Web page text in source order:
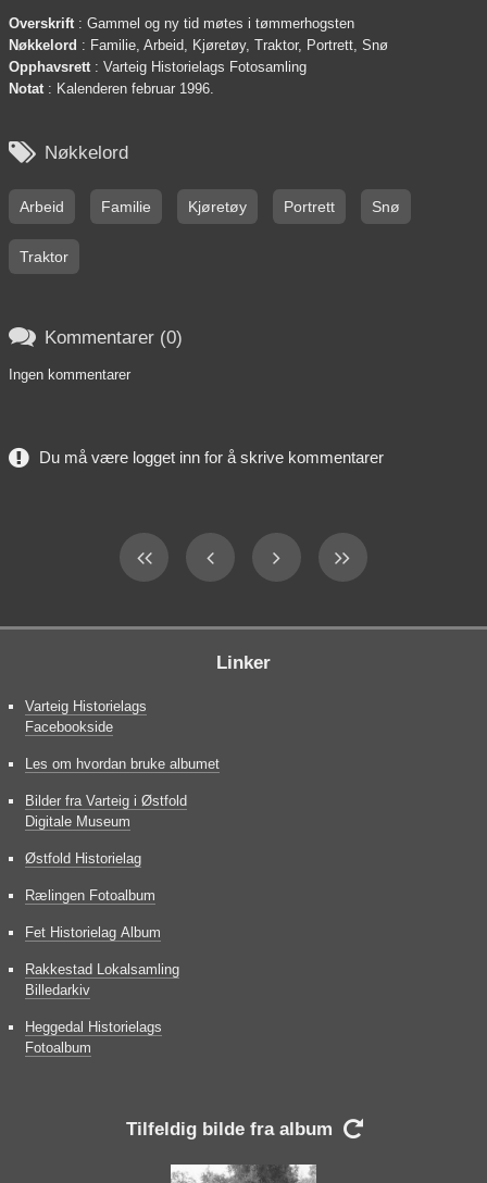
Overskrift: Gammel og ny tid møtes i tømmerhogsten
Nøkkelord : Familie, Arbeid, Kjøretøy, Traktor, Portrett, Snø
Opphavsrett: Varteig Historielags Fotosamling
Notat: Kalenderen februar 1996.
 Nøkkelord
Arbeid Familie Kjøretøy Portrett Snø
Traktor
 Kommentarer (0)
Ingen kommentarer
Du må være logget inn for å skrive kommentarer
Linker
Varteig Historielags
Facebookside
Les om hvordan bruke albumet
Bilder fra Varteig i Østfold
Digitale Museum
Østfold Historielag
Rælingen Fotoalbum
Fet Historielag Album
Rakkestad Lokalsamling
Billedarkiv
Heggedal Historielags
Fotoalbum
Tilfeldig bilde fra album 